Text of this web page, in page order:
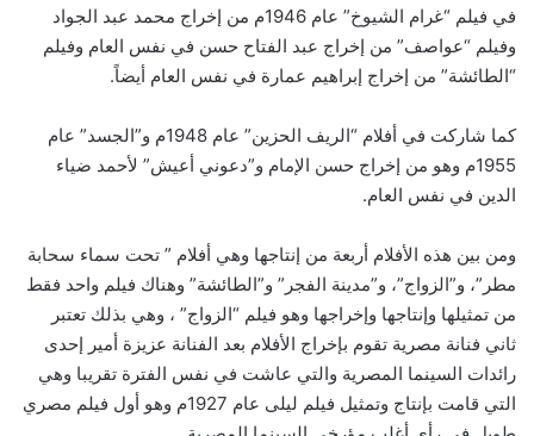
في فيلم “غرام الشيوخ” عام 1946م من إخراج محمد عبد الجواد
وفيلم “عواصف” من إخراج عبد الفتاح حسن في نفس العام وفيلم
“الطائشة” من إخراج إبراهيم عمارة في نفس العام أيضاً.
كما شاركت في أفلام “الريف الحزين” عام 1948م و”الجسد” عام
1955م وهو من إخراج حسن الإمام و”دعوني أعيش” لأحمد ضياء
الدين في نفس العام.
ومن بين هذه الأفلام أربعة من إنتاجها وهي أفلام ” تحت سماء سحابة
مطر”، و”الزواج”، و”مدينة الفجر” و”الطائشة” وهناك فيلم واحد فقط
من تمثيلها وإنتاجها وإخراجها وهو فيلم “الزواج” ، وهي بذلك تعتبر
ثاني فنانة مصرية تقوم بإخراج الأفلام بعد الفنانة عزيزة أمير إحدى
رائدات السينما المصرية والتي عاشت في نفس الفترة تقريبا وهي
التي قامت بإنتاج وتمثيل فيلم ليلى عام 1927م وهو أول فيلم مصري